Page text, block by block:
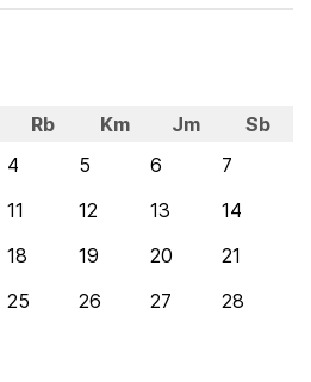
Rb Km Jm
Sb
4 5 6
7
11 12 13
14
18 19 20
21
25 26 27
28